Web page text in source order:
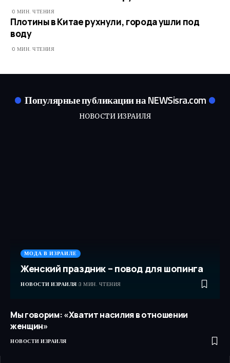
0 МИН. ЧТЕНИЯ
Плотины в Китае рухнули, города ушли под
воду
0 МИН. ЧТЕНИЯ
Популярные публикации на NEWSisra.com
НОВОСТИ ИЗРАИЛЯ
МОДА В ИЗРАИЛЕ
Женский праздник – повод для шопинга
НОВОСТИ ИЗРАИЛЯ 3 МИН. ЧТЕНИЯ
Мы говорим: «Хватит насилия в отношении
женщин»
НОВОСТИ ИЗРАИЛЯ